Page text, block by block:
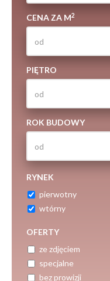
CENA ZA M2
PIĘTRO
ROK BUDOWY
RYNEK
pierwotny
wtórny
OFERTY
ze zdjęciem
specjalne
bez prowizji